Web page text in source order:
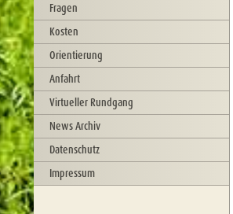
Fragen
Kosten
Orientierung
Anfahrt
Virtueller Rundgang
News Archiv
Datenschutz
Impressum